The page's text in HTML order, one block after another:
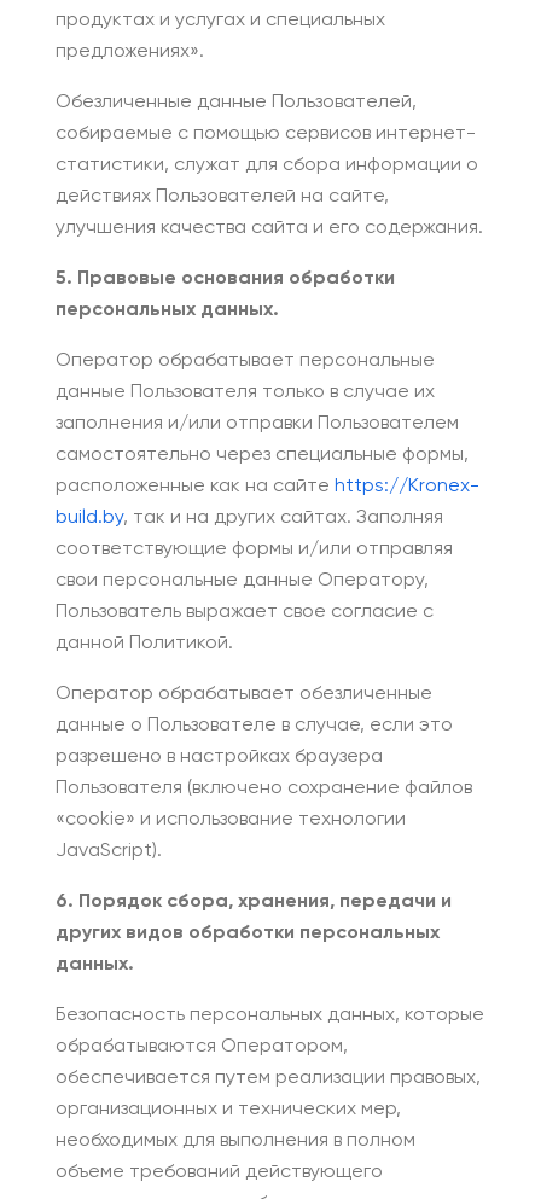
продуктах и услугах и специальных
предложениях».
Обезличенные данные Пользователей,
собираемые с помощью сервисов интернет-
статистики, служат для сбора информации о
действиях Пользователей на сайте,
улучшения качества сайта и его содержания.
5. Правовые основания обработки
персональных данных.
Оператор обрабатывает персональные
данные Пользователя только в случае их
заполнения и/или отправки Пользователем
самостоятельно через специальные формы,
расположенные как на сайте https://Kronex-
build.by, так и на других сайтах. Заполняя
соответствующие формы и/или отправляя
свои персональные данные Оператору,
Пользователь выражает свое согласие с
данной Политикой.
Оператор обрабатывает обезличенные
данные о Пользователе в случае, если это
разрешено в настройках браузера
Пользователя (включено сохранение файлов
«cookie» и использование технологии
JavaScript).
6. Порядок сбора, хранения, передачи и
других видов обработки персональных
данных.
Безопасность персональных данных, которые
обрабатываются Оператором,
обеспечивается путем реализации правовых,
организационных и технических мер,
необходимых для выполнения в полном
объеме требований действующего